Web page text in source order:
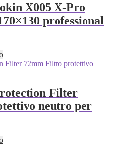
X005 X-Pro
professional
Filter
neutro per